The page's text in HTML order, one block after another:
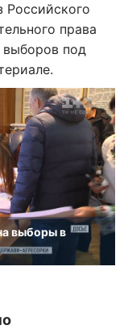
Российского
права
выборов под
выборы в